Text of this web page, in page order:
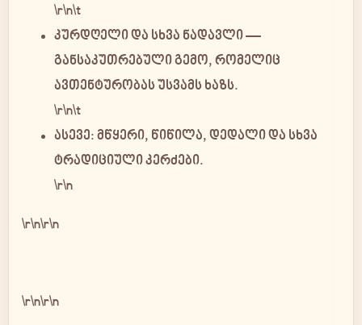
\r\n\t
კურდღელი და სხვა ნადავლი—
განსაკუთრებული გემო, რომელიც
ავთენტურობას უსვამს ხაზს.
\r\n\t
ასევე: მწყერი, წიწილა, დედალიდა სხვა
ტრადიციული კერძები.
\r\n
\r\n\r\n
\r\n\r\n